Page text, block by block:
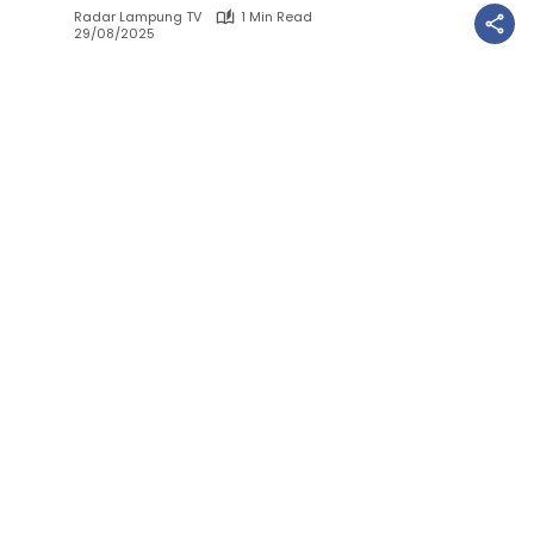
Radar Lampung TV
1 Min Read
29/08/2025